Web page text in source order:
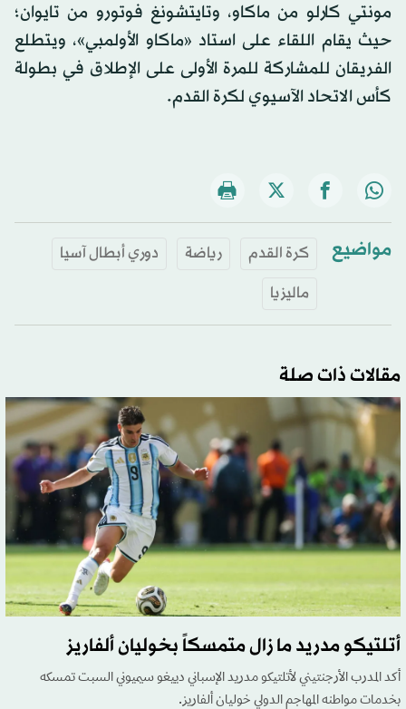
مونتي كارلو من ماكاو، وتايتشونغ فوتورو من تايوان؛
حيث يقام اللقاء على استاد «ماكاو الأولمبي»، ويتطلع
الفريقان للمشاركة للمرة الأولى على الإطلاق في بطولة
كأس الاتحاد الآسيوي لكرة القدم.
مواضيع كرة القدم رياضة
دوري أبطال آسيا
ماليزيا
مقالات ذات صلة
أتلتيكو مدريد ما زال متمسكاً بخوليان ألفاريز
أكد المدرب الأرجنتيني لأتلتيكو مدريد الإسباني دييغو سيميوني السبت تمسكه
بخدمات مواطنه المهاجم الدولي خوليان ألفاريز.